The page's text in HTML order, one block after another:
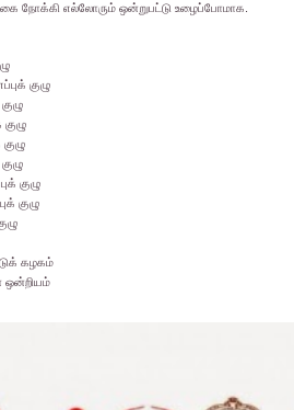
நோக்கி எல்லோரும் ஒன்றுபட்டு உழைப்போமாக.
குழு
குழு
குழு
கழகம்
ஒன்றியம்